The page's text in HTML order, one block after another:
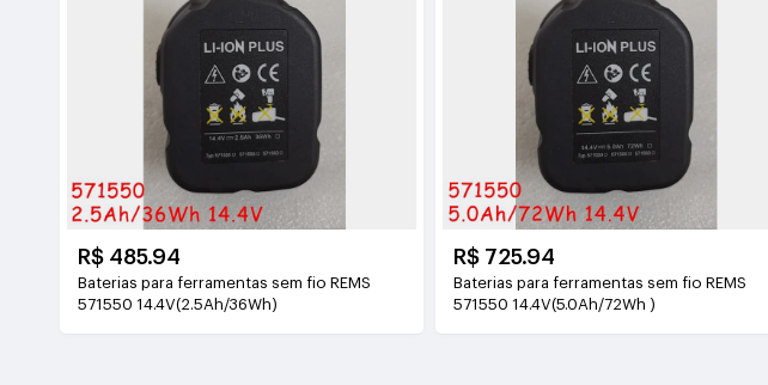
R$ 485.94
Baterias para ferramentas sem fio REMS
571550 14.4V(2.5Ah/36Wh)
R$ 725.94
Baterias para ferramentas sem fio REMS
571550 14.4V(5.0Ah/72Wh )